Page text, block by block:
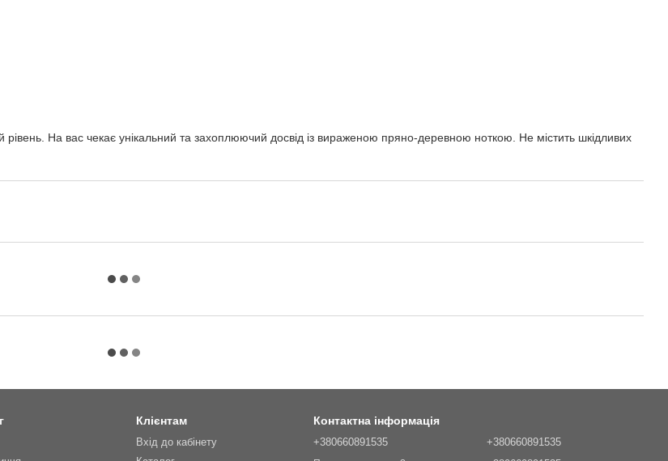
На вас чекає унікальний та захоплюючий досвід із вираженою пряно-деревною ноткою. Не містить шкідливих
Клієнтам
Вхід до кабінету
Контактна інформація
+380660891535
+380660891535